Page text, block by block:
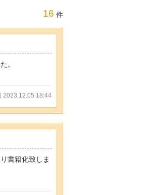
16 件
。
2023.12.05 18:44
書籍化致しま